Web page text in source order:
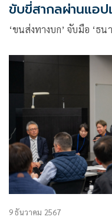
ขับขี่สากลผ่านแอป
‘ขนส่งทางบก’ จับมือ ‘ธ
9 ธันวาคม 2567